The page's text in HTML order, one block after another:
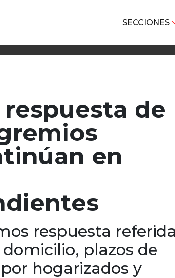
SECCIONES
de
en
respuesta
plazos de
hogarizados y